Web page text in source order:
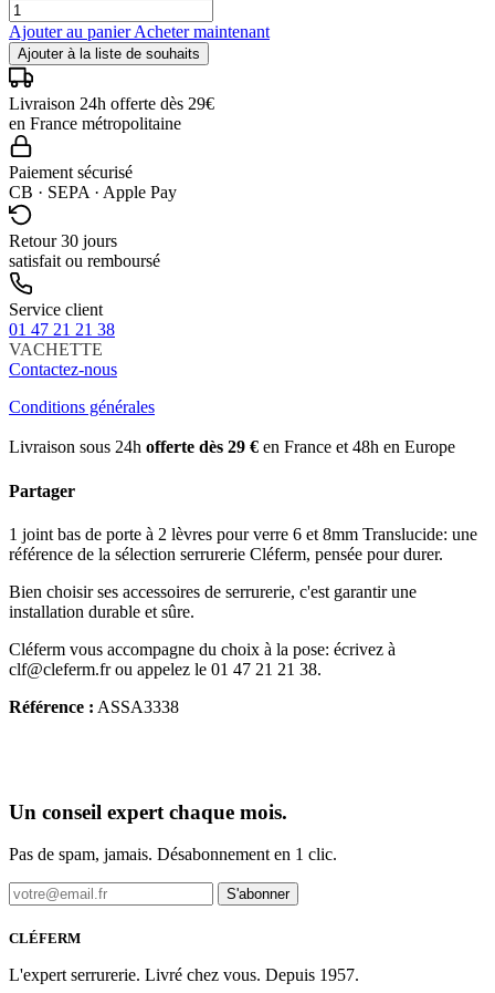
Ajouter au panierAcheter maintenant
Ajouter à la liste de souhaits
Livraison 24h offerte dès 29€
en France métropolitaine
Paiement sécurisé
CB · SEPA · Apple Pay
Retour 30 jours
satisfait ou remboursé
Service client
01 47 21 21 38
VACHETTE
Contactez-nous
Conditions générales
Livraison sous 24h offerte dès 29 € en France et 48h en Europe
Partager
1 joint bas de porte à 2 lèvres pour verre 6 et 8mm Translucide: une
référence de la sélection serrurerie Cléferm, pensée pour durer.
Bien choisir ses accessoires de serrurerie, c'est garantir une
installation durable et sûre.
Cléferm vous accompagne du choix à la pose: écrivez à
clf@cleferm.fr ou appelez le 01 47 21 21 38.
Référence : ASSA3338
Un conseil expert chaque mois.
Pas de spam, jamais. Désabonnement en 1 clic.
S'abonner
CLÉFERM
L'expert serrurerie. Livré chez vous. Depuis 1957.